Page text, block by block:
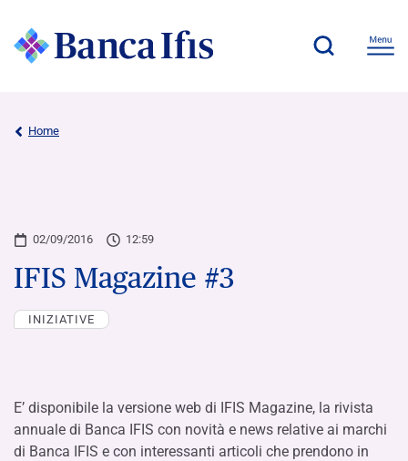
Home
02/09/2016 12:59
IFIS Magazine #3
INIZIATIVE
E’ disponibile la versione web di IFIS Magazine, la rivista
annuale di Banca IFIS con novità e news relative ai marchi
di Banca IFIS e con interessanti articoli che prendono in